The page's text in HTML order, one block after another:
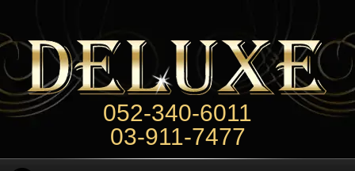
052-340-6011
03-911-7477